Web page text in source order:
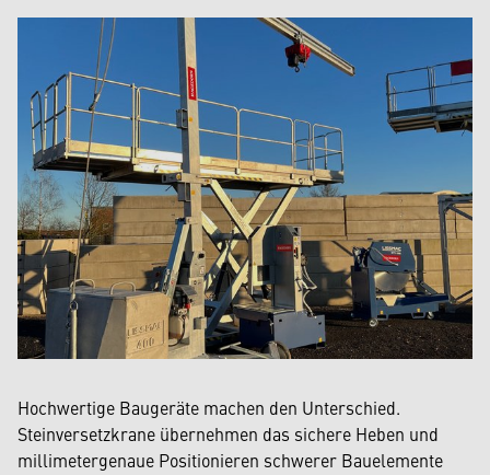
Hochwertige Baugeräte machen den Unterschied.
Steinversetzkrane übernehmen das sichere Heben und
millimetergenaue Positionieren schwerer Bauelemente